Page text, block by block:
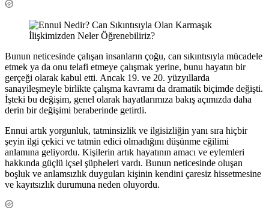
Bunun neticesinde çalışan insanların çoğu, can sıkıntısıyla mücadele
etmek ya da onu telafi etmeye çalışmak yerine, bunu hayatın bir
gerçeği olarak kabul etti. Ancak 19. ve 20. yüzyıllarda
sanayileşmeyle birlikte çalışma kavramı da dramatik biçimde değişti.
İşteki bu değişim, genel olarak hayatlarımıza bakış açımızda daha
derin bir değişimi beraberinde getirdi.
Ennui artık yorgunluk, tatminsizlik ve ilgisizliğin yanı sıra hiçbir
şeyin ilgi çekici ve tatmin edici olmadığını düşünme eğilimi
anlamına geliyordu. Kişilerin artık hayatının amacı ve eylemleri
hakkında güçlü içsel şüpheleri vardı. Bunun neticesinde oluşan
boşluk ve anlamsızlık duyguları kişinin kendini çaresiz hissetmesine
ve kayıtsızlık durumuna neden oluyordu.